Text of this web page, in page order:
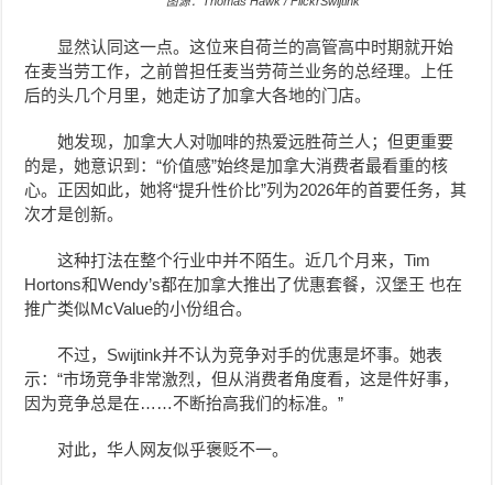
显然认同这一点。这位来自荷兰的高管高中时期就开始
在麦当劳工作，之前曾担任麦当劳荷兰业务的总经理。上任
后的头几个月里，她走访了加拿大各地的门店。
她发现，加拿大人对咖啡的热爱远胜荷兰人；但更重要
的是，她意识到：“价值感”始终是加拿大消费者最看重的核
心。正因如此，她将“提升性价比”列为2026年的首要任务，其
次才是创新。
这种打法在整个行业中并不陌生。近几个月来，Tim
Hortons和Wendy’s都在加拿大推出了优惠套餐，汉堡王 也在
推广类似McValue的小份组合。
不过，Swijtink并不认为竞争对手的优惠是坏事。她表
示：“市场竞争非常激烈，但从消费者角度看，这是件好事，
因为竞争总是在……不断抬高我们的标准。”
对此，华人网友似乎褒贬不一。